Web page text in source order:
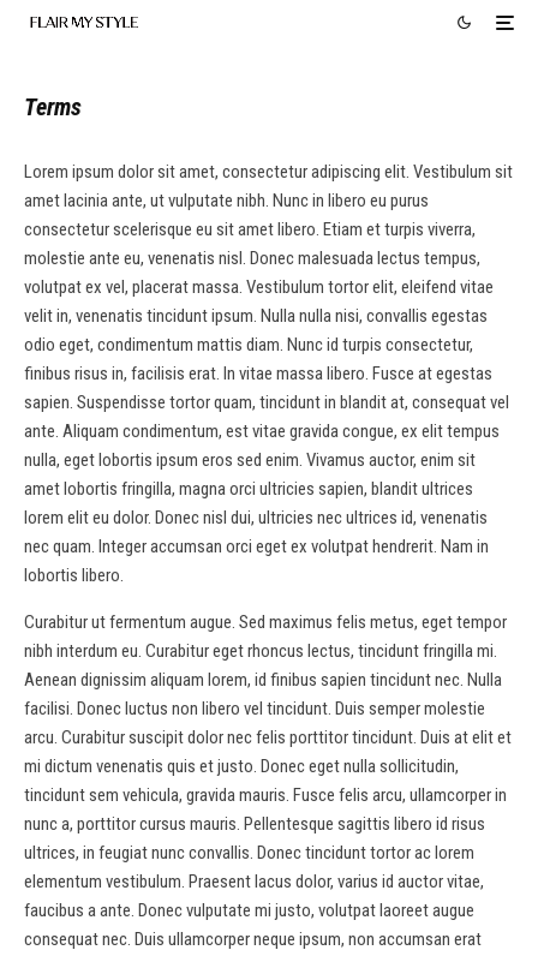
Terms
Lorem ipsum dolor sit amet, consectetur adipiscing elit. Vestibulum sit
amet lacinia ante, ut vulputate nibh. Nunc in libero eu purus
consectetur scelerisque eu sit amet libero. Etiam et turpis viverra,
molestie ante eu, venenatis nisl. Donec malesuada lectus tempus,
volutpat ex vel, placerat massa. Vestibulum tortor elit, eleifend vitae
velit in, venenatis tincidunt ipsum. Nulla nulla nisi, convallis egestas
odio eget, condimentum mattis diam. Nunc id turpis consectetur,
finibus risus in, facilisis erat. In vitae massa libero. Fusce at egestas
sapien. Suspendisse tortor quam, tincidunt in blandit at, consequat vel
ante. Aliquam condimentum, est vitae gravida congue, ex elit tempus
nulla, eget lobortis ipsum eros sed enim. Vivamus auctor, enim sit
amet lobortis fringilla, magna orci ultricies sapien, blandit ultrices
lorem elit eu dolor. Donec nisl dui, ultricies nec ultrices id, venenatis
nec quam. Integer accumsan orci eget ex volutpat hendrerit. Nam in
lobortis libero.
Curabitur ut fermentum augue. Sed maximus felis metus, eget tempor
nibh interdum eu. Curabitur eget rhoncus lectus, tincidunt fringilla mi.
Aenean dignissim aliquam lorem, id finibus sapien tincidunt nec. Nulla
facilisi. Donec luctus non libero vel tincidunt. Duis semper molestie
arcu. Curabitur suscipit dolor nec felis porttitor tincidunt. Duis at elit et
mi dictum venenatis quis et justo. Donec eget nulla sollicitudin,
tincidunt sem vehicula, gravida mauris. Fusce felis arcu, ullamcorper in
nunc a, porttitor cursus mauris. Pellentesque sagittis libero id risus
ultrices, in feugiat nunc convallis. Donec tincidunt tortor ac lorem
elementum vestibulum. Praesent lacus dolor, varius id auctor vitae,
faucibus a ante. Donec vulputate mi justo, volutpat laoreet augue
consequat nec. Duis ullamcorper neque ipsum, non accumsan erat